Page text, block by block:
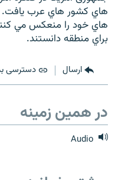
به ما بپیوندید
زبان‌های دیگر
هاي كشور هاي عرب يافت.
هاي خود را منعكس مي
براي منطقه دانستند.
ارسال دسترسی
در همین زمینه